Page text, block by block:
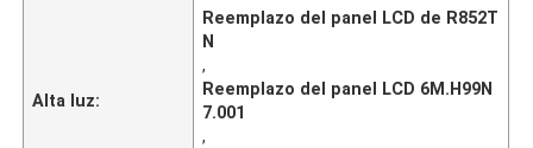
Alta luz:
Reemplazo del panel LCD de R852T
N
,
Reemplazo del panel LCD 6M.H99N
7.001
,